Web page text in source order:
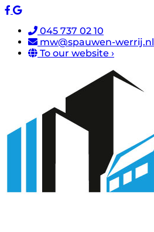
045 737 02 10
mw@spauwen-werrij.nl
To our website ›